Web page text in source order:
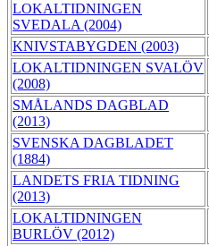
LOKALTIDNINGEN
SVEDALA (2004)
KNIVSTABYGDEN (2003)
LOKALTIDNINGEN SVALÖV
(2008)
SMÅLANDS DAGBLAD
(2013)
SVENSKA DAGBLADET
(1884)
LANDETS FRIA TIDNING
(2013)
LOKALTIDNINGEN
BURLÖV (2012)